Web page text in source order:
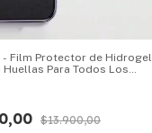
- Film Protector de Hidrogel
Huellas Para Todos Los
$13.900,00